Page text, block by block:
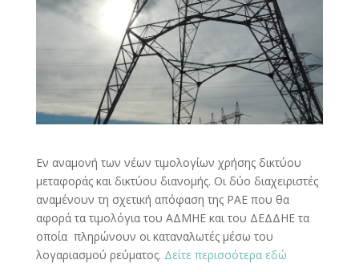
Εν αναμονή των νέων τιμολογίων χρήσης δικτύου
μεταφοράς και δικτύου διανομής. Οι δύο διαχειριστές
αναμένουν τη σχετική απόφαση της ΡΑΕ που θα
αφορά τα τιμολόγια του ΑΔΜΗΕ και του ΔΕΔΔΗΕ τα
οποία πληρώνουν οι καταναλωτές μέσω του
λογαριασμού ρεύματος. Δείτε περισσότερα εδώ